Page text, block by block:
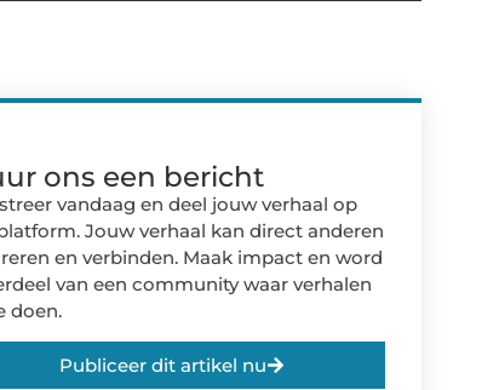
ons een bericht
vandaag en deel jouw verhaal op
Jouw verhaal kan direct anderen
en verbinden. Maak impact en word
van een community waar verhalen
doen.
Publiceer dit artikel nu